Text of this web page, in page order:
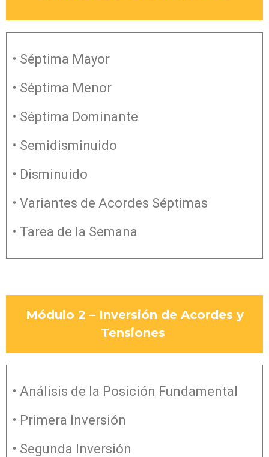
• Séptima Mayor
• Séptima Menor
• Séptima Dominante
• Semidisminuido
• Disminuido
• Variantes de Acordes Séptimas
• Tarea de la Semana
Módulo 2 – Inversión de Acordes y
Tensiones
• Análisis de la Posición Fundamental
• Primera Inversión
• Segunda Inversión